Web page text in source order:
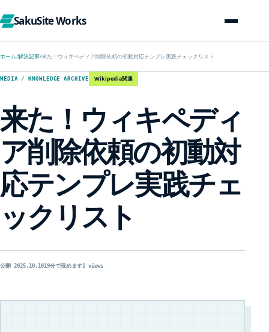
SakuSite Works
ホーム/解決記事/来た！ウィキペディア削除依頼の初動対応テンプレ実践チェックリスト
MEDIA / KNOWLEDGE ARCHIVE Wikipedia関連
来た！ウィキペディ
ア削除依頼の初動対
応テンプレ実践チェ
ックリスト
公開 2025.10.1019分で読めます1 views